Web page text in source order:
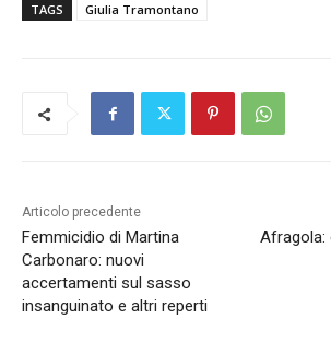
TAGS Giulia Tramontano
Articolo precedente
Femmicidio di Martina
Carbonaro: nuovi
accertamenti sul sasso
insanguinato e altri reperti
Afragola: